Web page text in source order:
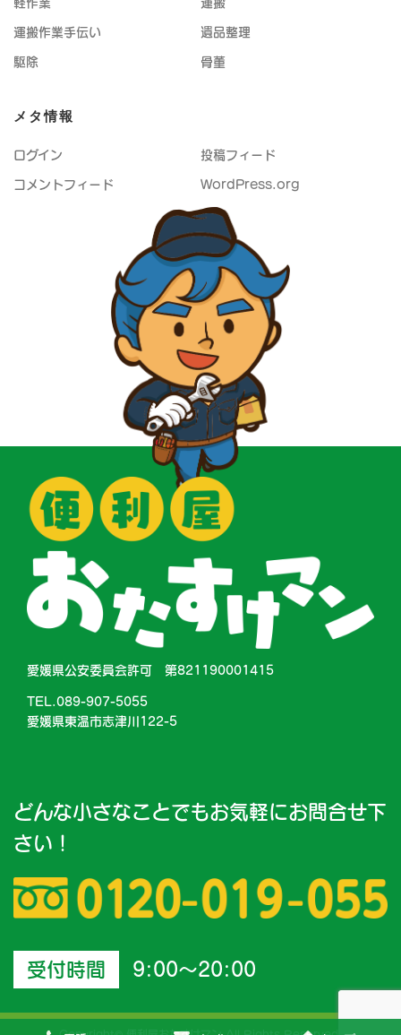
軽作業 運搬
運搬作業手伝い 遺品整理
駆除 骨董
メタ情報
ログイン 投稿フィード
コメントフィード WordPress.org
愛媛県公安委員会許可 第821190001415
TEL.089-907-5055
愛媛県東温市志津川122-5
どんな小さなことでもお気軽にお問合せ下
さい！
受付時間 9:00～20:00